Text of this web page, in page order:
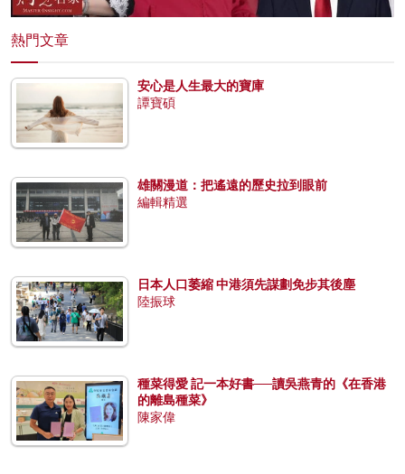
熱門文章
安心是人生最大的寶庫
譚寶碩
雄關漫道：把遙遠的歷史拉到眼前
編輯精選
日本人口萎縮 中港須先謀劃免步其後塵
陸振球
種菜得愛 記一本好書──讀吳燕青的《在香港
的離島種菜》
陳家偉